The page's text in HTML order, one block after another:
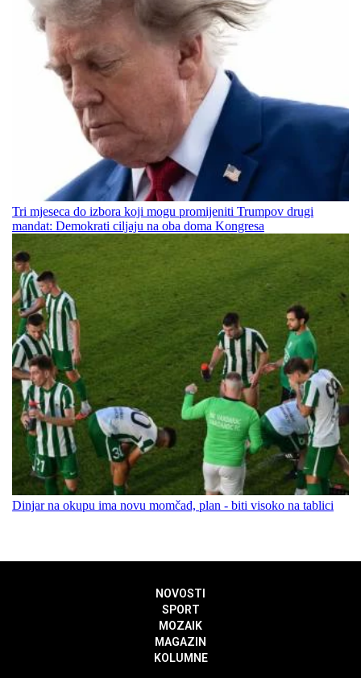
Tri mjeseca do izbora koji mogu promijeniti Trumpov drugi
mandat: Demokrati ciljaju na oba doma Kongresa
Dinjar na okupu ima novu momčad, plan - biti visoko na tablici
NOVOSTI
SPORT
MOZAIK
MAGAZIN
KOLUMNE